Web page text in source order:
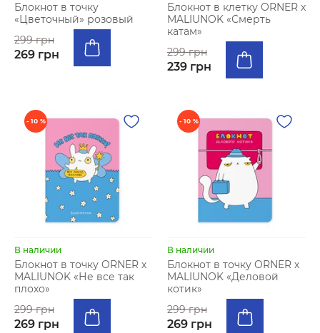
Блокнот в точку
«Цветочный» розовый
299 грн
269 грн
Блокнот в клетку ORNER x
MALIUNOK «Смерть
катам»
299 грн
239 грн
- 10 %
В наличии
Блокнот в точку ORNER х
MALIUNOK «Не все так
плохо»
299 грн
269 грн
- 10 %
В наличии
Блокнот в точку ORNER х
MALIUNOK «Деловой
котик»
299 грн
269 грн